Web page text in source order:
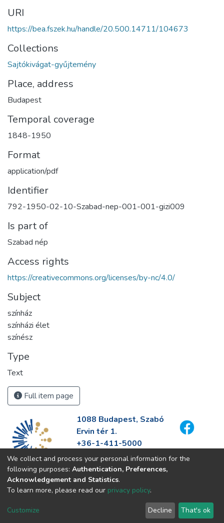
URI
https://bea.fszek.hu/handle/20.500.14711/104673
Collections
Sajtókivágat-gyűjtemény
Place, address
Budapest
Temporal coverage
1848-1950
Format
application/pdf
Identifier
792-1950-02-10-Szabad-nep-001-001-gizi009
Is part of
Szabad nép
Access rights
https://creativecommons.org/licenses/by-nc/4.0/
Subject
színház
színházi élet
színész
Type
Text
Full item page
1088 Budapest, Szabó
Ervin tér 1.
+36-1-411-5000
info@fszek.hu
https://fszek.hu
We collect and process your personal information for the
following purposes: Authentication, Preferences,
Acknowledgement and Statistics.
To learn more, please read our privacy policy.
Customize Decline That's ok